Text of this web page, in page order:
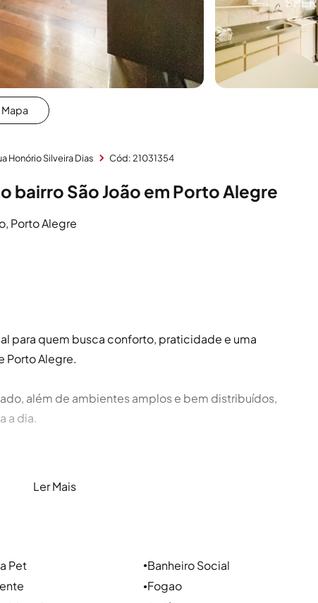
Mapa
Honório Silveira Dias Cód: 21031354
bairro São João em Porto Alegre
Porto Alegre
para quem busca conforto, praticidade e uma
Porto Alegre.
além de ambientes amplos e bem distribuídos,
a dia.
e privacidade.
Ler Mais
Pet ●Banheiro Social
●Fogao